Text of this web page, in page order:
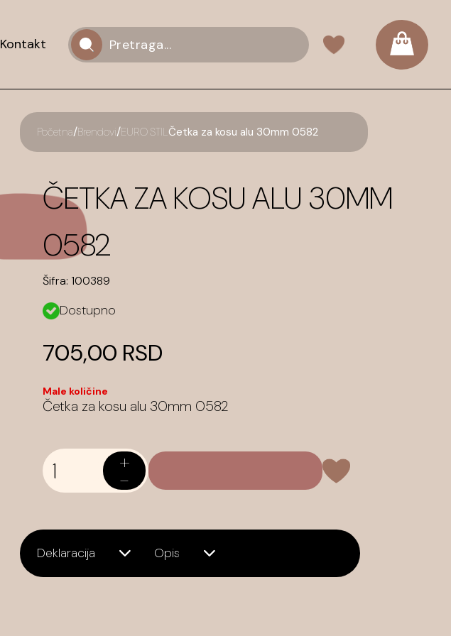
Kontakt
Početna/Brendovi/EURO STILČetka za kosu alu 30mm 0582
ČETKA ZA KOSU ALU 30MM
0582
Šifra: 100389
Dostupno
705,00 RSD
Male količine
Četka za kosu alu 30mm 0582
+
-
Deklaracija Opis